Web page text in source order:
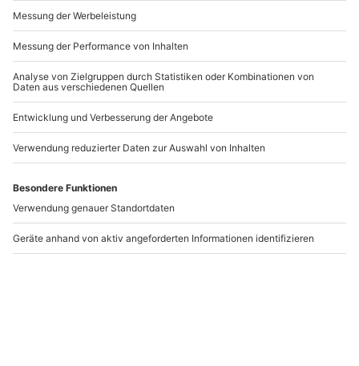
Andere Produkte entdecken
für 2
Zirndorf
2 Personen
Regensburg
1-10 Personen